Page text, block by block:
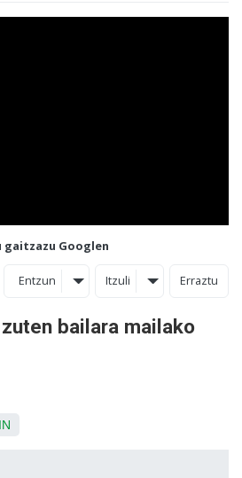
gaitzazu Googlen
Entzun Itzuli Erraztu
bailara mailako